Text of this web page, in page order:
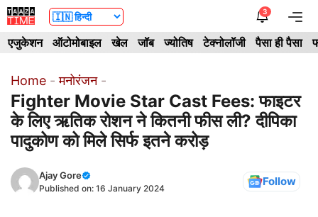
Skip
to
content
3
एजुकेशन ऑटोमोबाइल खेल जॉब ज्योतिष टेक्नोलॉजी पैसा ही पैसा
Home -मनोरंजन-
Fighter Movie Star Cast Fees: फाइटर
के लिए ऋतिक रोशन ने कितनी फीस ली? दीपिका
पादुकोण को मिले सिर्फ इतने करोड़
Ajay Gore
Published on: 16 January 2024 Follow